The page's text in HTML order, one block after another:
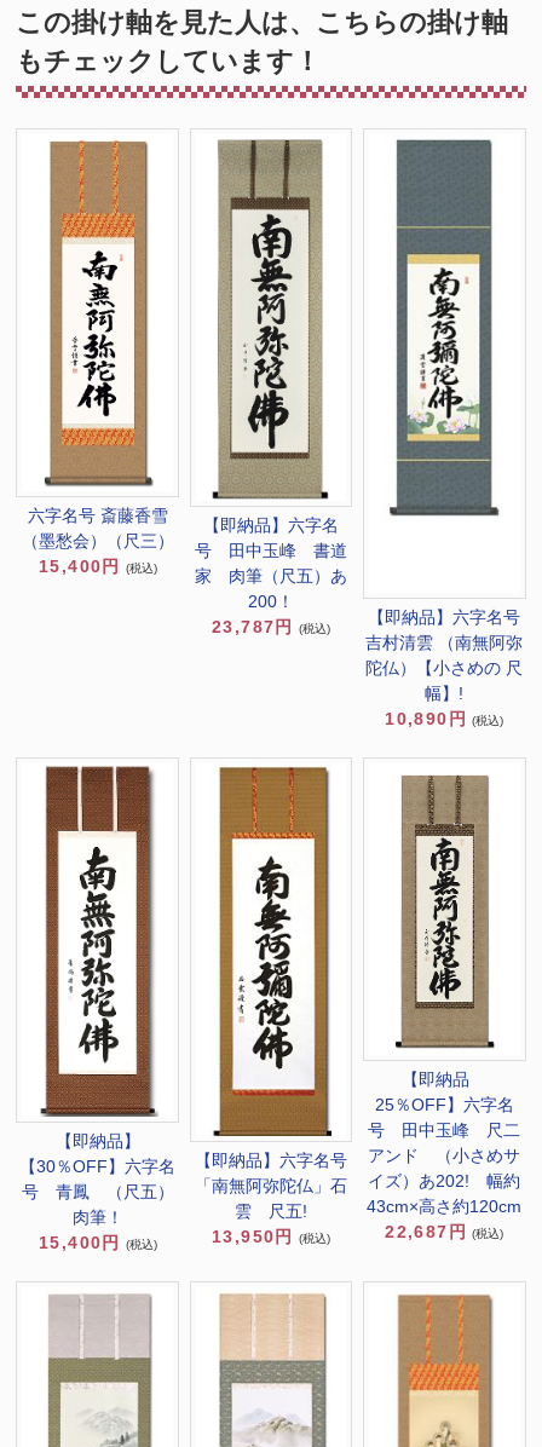
この掛け軸を見た人は、こちらの掛け軸
もチェックしています！
六字名号 斎藤香雪
（墨愁会）（尺三）
15,400円
(税込)
【即納品】六字名
号 田中玉峰 書道
家 肉筆（尺五）あ
200！
23,787円
(税込)
【即納品】六字名号
吉村清雲 （南無阿弥
陀仏）【小さめの 尺
幅】!
10,890円
(税込)
【即納品】
【30％OFF】六字名
号 青鳳 （尺五）
肉筆！
15,400円
(税込)
【即納品】六字名号
「南無阿弥陀仏」石
雲 尺五!
13,950円
(税込)
【即納品
25％OFF】六字名
号 田中玉峰 尺二
アンド （小さめサ
イズ）あ202! 幅約
43cm×高さ約120cm
22,687円
(税込)